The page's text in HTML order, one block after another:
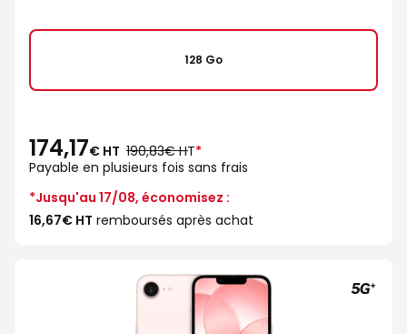
128 Go
174,17€ HT au
lieu
de
190,83€ HT*
Payable en plusieurs fois sans frais
*Jusqu'au 17/08, économisez :
16,67€ HT remboursés après achat